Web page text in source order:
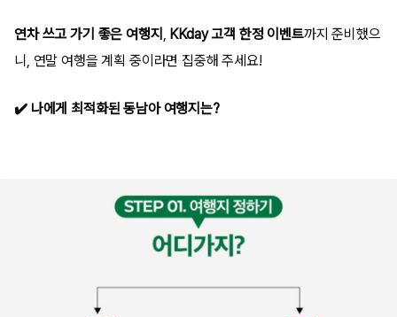
연차 쓰고 가기 좋은 여행지 , KKday고객 한정 이벤트까지 준비했으
니, 연말 여행을 계획 중이라면 집중해 주세요!
✔️ 나에게 최적화된 동남아 여행지는?